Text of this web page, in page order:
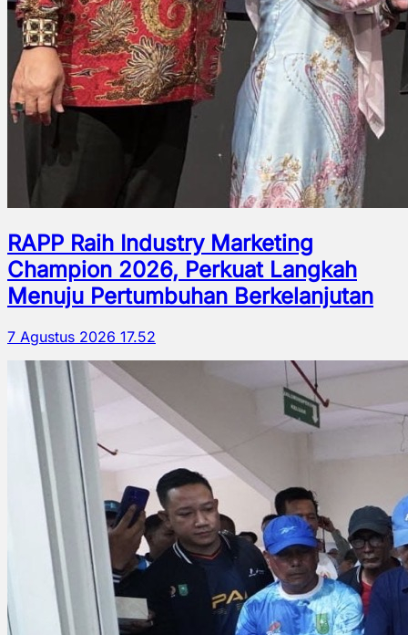
RAPP Raih Industry Marketing
Champion 2026, Perkuat Langkah
Menuju Pertumbuhan Berkelanjutan
7 Agustus 2026 17.52